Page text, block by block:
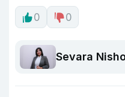
0 0
Sevara